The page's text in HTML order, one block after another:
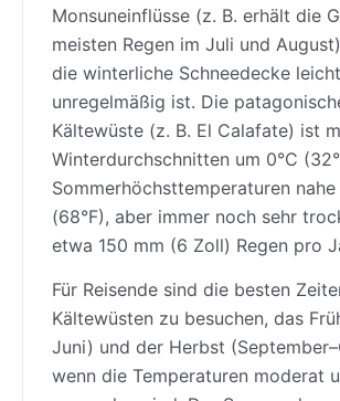
Monsuneinflüsse (z. B. erhält die
meisten Regen im Juli und
die winterliche Schneedecke
unregelmäßig ist. Die
Kältewüste (z. B. El Calafate) ist
Winterdurchschnitten um 0°C
Sommerhöchsttemperaturen nahe
(68°F), aber immer noch sehr
etwa 150 mm (6 Zoll) Regen pro
Für Reisende sind die besten
Kältewüsten zu besuchen, das
Juni) und der Herbst
wenn die Temperaturen moderat